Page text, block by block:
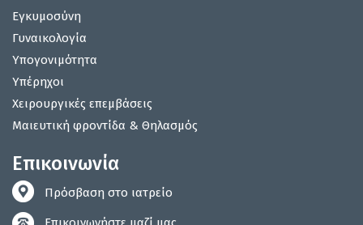
Εγκυμοσύνη
Γυναικολογία
Υπογονιμότητα
Υπέρηχοι
Χειρουργικές επεμβάσεις
Μαιευτική φροντίδα & Θηλασμός
Επικοινωνία
Πρόσβαση στο ιατρείο